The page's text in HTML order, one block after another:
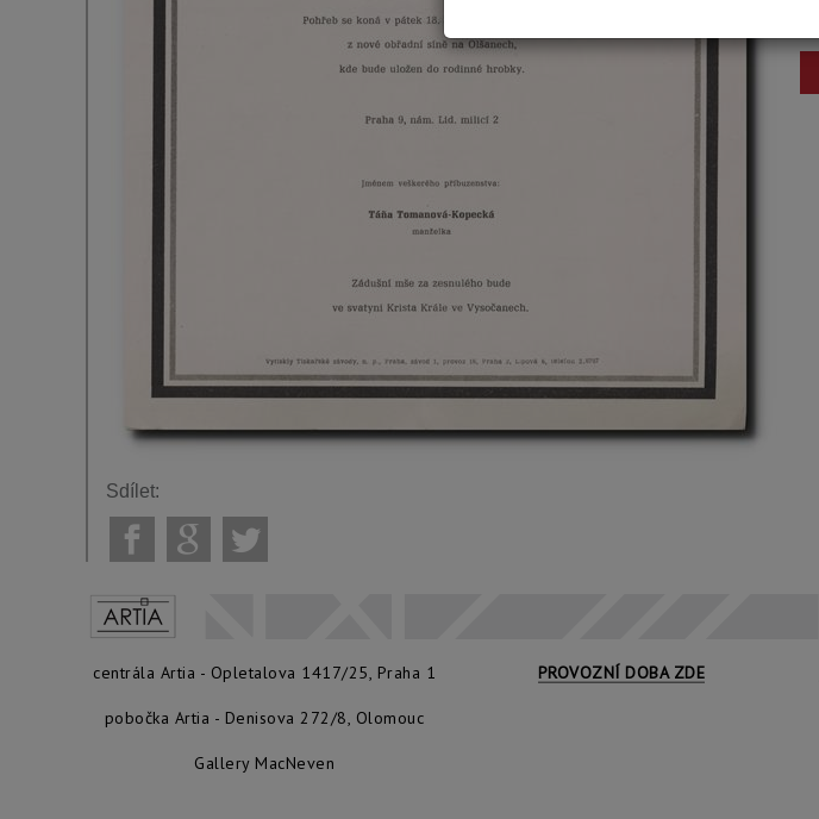
Sdílet:
centrála Artia - Opletalova 1417/25, Praha 1
pobočka Artia - Denisova 272/8, Olomouc
Gallery MacNeven
PROVOZNÍ DOBA ZDE